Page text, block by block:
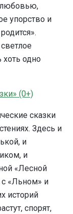
любовью,
упорство и
одно
(0+)
сказки
Здесь и
и
и
«Лесной
с «Льном» и
историй
спорят,